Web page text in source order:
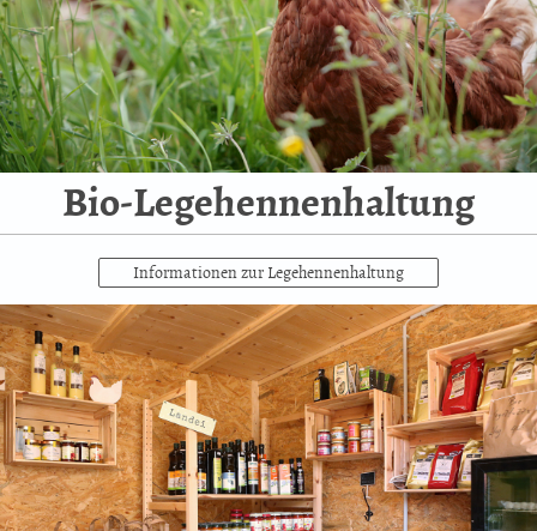
Bio-Legehennenhaltung
Informationen zur Legehennenhaltung